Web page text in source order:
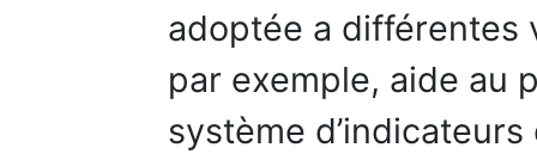
adoptée a différentes
par exemple, aide au
système